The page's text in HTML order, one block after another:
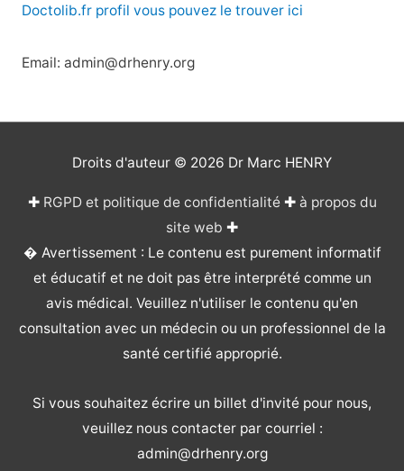
Doctolib.fr profil vous pouvez le trouver ici
Email: admin@drhenry.org
Droits d'auteur © 2026 Dr Marc HENRY
✚ RGPD et politique de confidentialité✚ à propos du
site web ✚
� Avertissement : Le contenu est purement informatif
et éducatif et ne doit pas être interprété comme un
avis médical. Veuillez n'utiliser le contenu qu'en
consultation avec un médecin ou un professionnel de la
santé certifié approprié.
Si vous souhaitez écrire un billet d'invité pour nous,
veuillez nous contacter par courriel :
admin@drhenry.org